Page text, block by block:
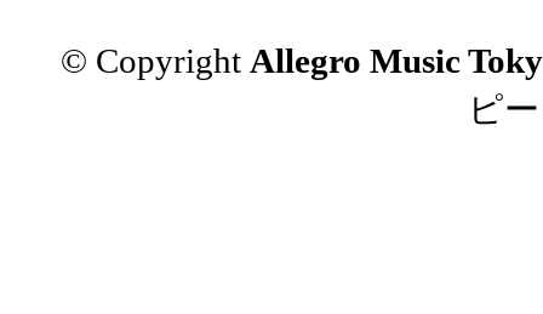
© Copyright Allegro Music
ピ